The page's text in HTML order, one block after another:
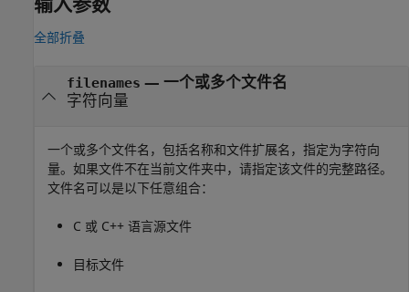
全部折叠
filenames — 一个或多个文件名
字符向量
一个或多个文件名，包括名称和文件扩展名，指定为字符向
量。如果文件不在当前文件夹中，请指定该文件的完整路径。
文件名可以是以下任意组合：
C 或 C++ 语言源文件
目标文件